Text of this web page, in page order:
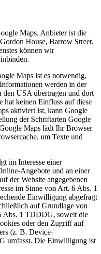
Maps. Anbieter ist die
House, Barrow Street,
können wir
Maps ist es notwendig,
werden in der
den USA übertragen und dort
hat keinen Einfluss auf diese
aktiviert ist, kann Google
der Schriftarten Google
Maps lädt Ihr Browser
um Texte und
im Interesse einer
Angebote und an einer
der Website angegebenen
im Sinne von Art. 6 Abs. 1
Einwilligung abgefragt
auf Grundlage von
Abs. 1 TDDDG, soweit die
oder den Zugriff auf
(z. B. Device-
umfasst. Die Einwilligung ist